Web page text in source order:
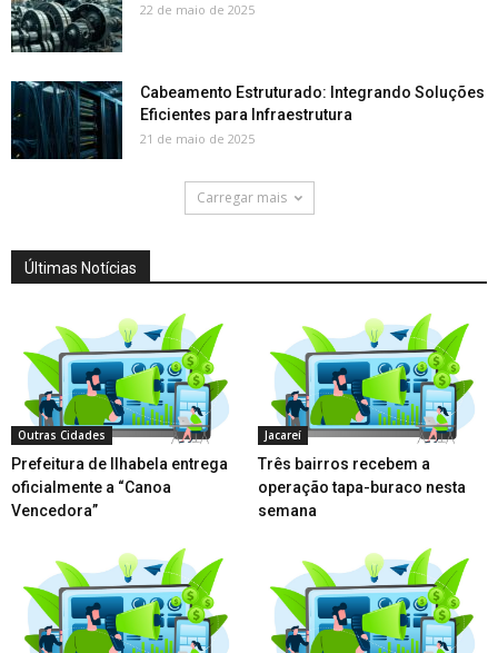
22 de maio de 2025
Cabeamento Estruturado: Integrando Soluções
Eficientes para Infraestrutura
21 de maio de 2025
Carregar mais
Últimas Notícias
Outras Cidades
Prefeitura de Ilhabela entrega
oficialmente a “Canoa
Vencedora”
Jacareí
Três bairros recebem a
operação tapa-buraco nesta
semana